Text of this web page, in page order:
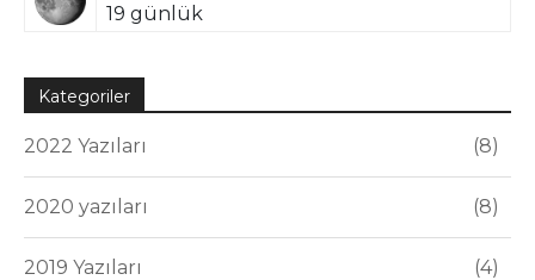
19 günlük
Kategoriler
2022 Yazıları 8
2020 yazıları 8
2019 Yazıları 4